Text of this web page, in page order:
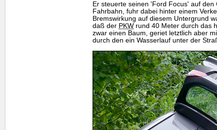
Er steuerte seinen 'Ford Focus' auf
Fahrbahn, fuhr dabei hinter einem
Bremswirkung auf diesem Untergrund
daß der PKW rund 40 Meter durch das
zwar einen Baum, geriet letztlich aber
durch den ein Wasserlauf unter der